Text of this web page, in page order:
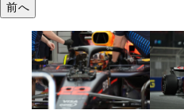
前へ